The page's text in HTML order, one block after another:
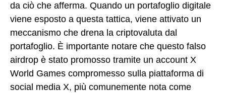
da ciò che afferma. Quando un portafoglio digitale
viene esposto a questa tattica, viene attivato un
meccanismo che drena la criptovaluta dal
portafoglio. È importante notare che questo falso
airdrop è stato promosso tramite un account X
World Games compromesso sulla piattaforma di
social media X, più comunemente nota come